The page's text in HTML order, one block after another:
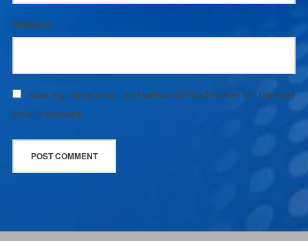
Website:
Save my name, email, and website in this browser for the next
time I comment.